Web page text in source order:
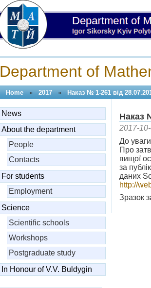
Department of
Home » 2017 » Наказ № 1-261 від
News
About the department
People
Contacts
For students
Employment
Science
Scientific schools
Workshops
Postgraduate study
In Honour of V.V. Buldygin
Наказ
2017-
До
Про
вищої
за
даних
http://
Зразок